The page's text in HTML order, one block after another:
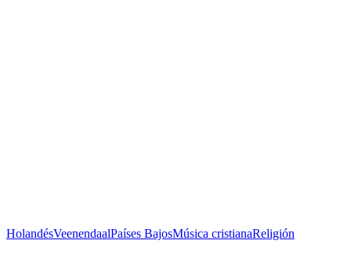
HolandésVeenendaalPaíses BajosMúsica cristianaReligión